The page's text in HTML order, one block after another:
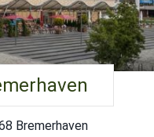
Bremerhaven